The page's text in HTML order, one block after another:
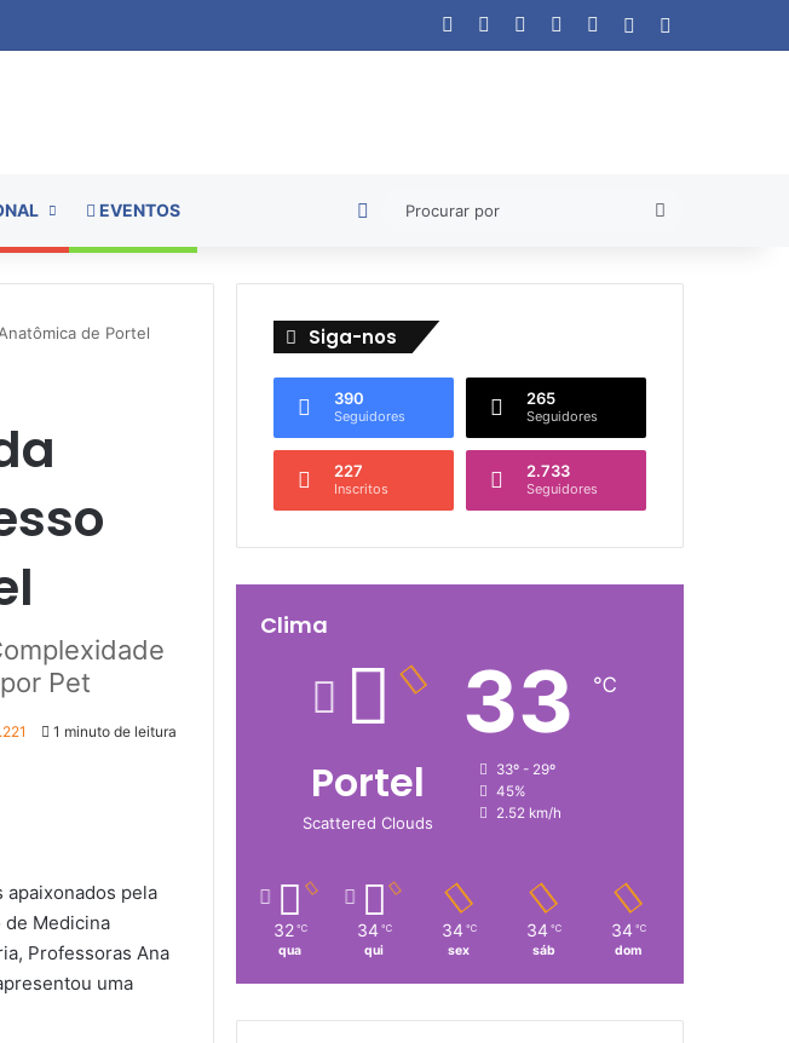
Facebook YouTubeInstagramWhatsAppArtigo aleatório
EVENTOS Artigo aleatório
de Portel
Pet
1 minuto de leitura
apaixonados pela
de Medicina
Professoras Ana
uma
Siga-nos
390
Seguidores
265
Seguidores
227
Inscritos
2.733
Seguidores
Clima
Portel
Scattered Clouds
33 ℃
33º - 29º
45%
2.52 km/h
32 ℃
qua
34 ℃
qui
34 ℃
sex
34 ℃
sáb
34 ℃
dom